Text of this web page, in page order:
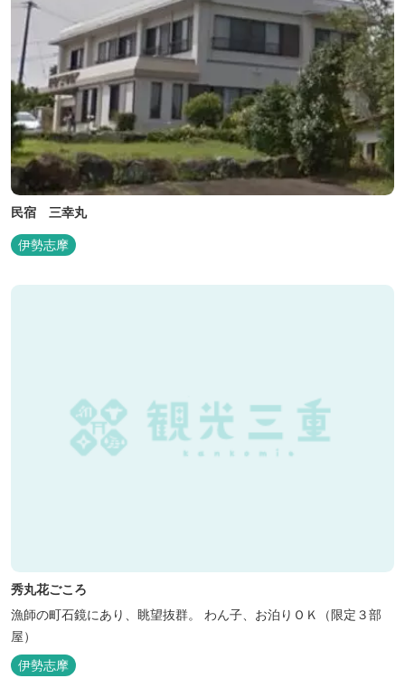
民宿 三幸丸
伊勢志摩
秀丸花ごころ
漁師の町石鏡にあり、眺望抜群。 わん子、お泊りＯＫ（限定３部
屋）
伊勢志摩